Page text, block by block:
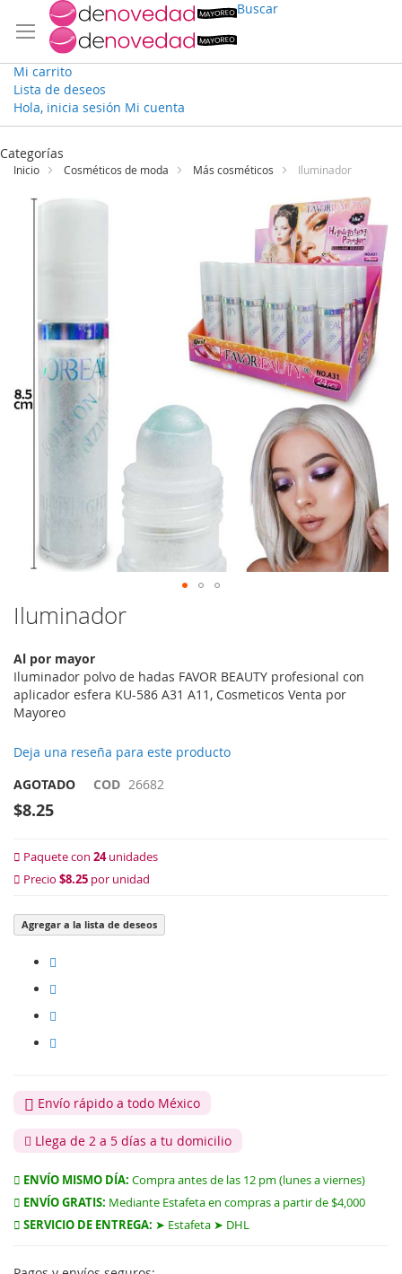
Buscar
Mi carrito
Lista de deseos
Hola, inicia sesión Mi cuenta
Ir
contenido
Categorías
Inicio Cosméticos de moda Más cosméticos Iluminador
Saltar
imágenes
Saltar
al
de
la
galería
de
Iluminador
Al por mayor
Iluminador polvo de hadas FAVOR BEAUTY profesional con
aplicador esfera KU-586 A31 A11, Cosmeticos Venta por
Mayoreo
Deja una reseña para este producto
AGOTADO
COD 26682
$8.25
Paquete con 24unidades
Precio $8.25 por unidad
Agregar a la lista de deseos
Envío rápido a todo México
Llega de 2 a 5 días a tu domicilio
ENVÍO MISMO DÍA: Compra antes de las 12 pm (lunes a viernes)
ENVÍO GRATIS: Mediante Estafeta en compras a partir de $4,000
SERVICIO DE ENTREGA: ➤ Estafeta ➤ DHL